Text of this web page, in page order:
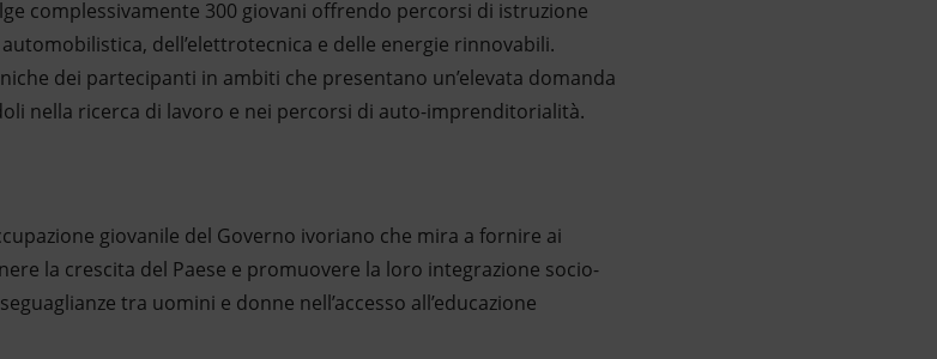
complessivamente 300 giovani offrendo percorsi di istruzione
dell’elettrotecnica e delle energie rinnovabili.
dei partecipanti in ambiti che presentano un’elevata domanda
nella ricerca di lavoro e nei percorsi di auto-imprenditorialità.
giovanile del Governo ivoriano che mira a fornire ai
la crescita del Paese e promuovere la loro integrazione socio-
tra uomini e donne nell’accesso all’educazione